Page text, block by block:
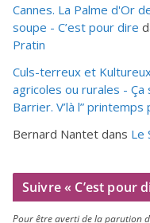
Cannes. La Palme d'Or
soupe - C’est pour dire
Pratin
Culs-terreux et
agricoles ou rurales - Ça
Barrier. V’là l”
Bernard Nantet dans Le
Suivre « C’est pour
Pour être aver­ti de la paru­tion